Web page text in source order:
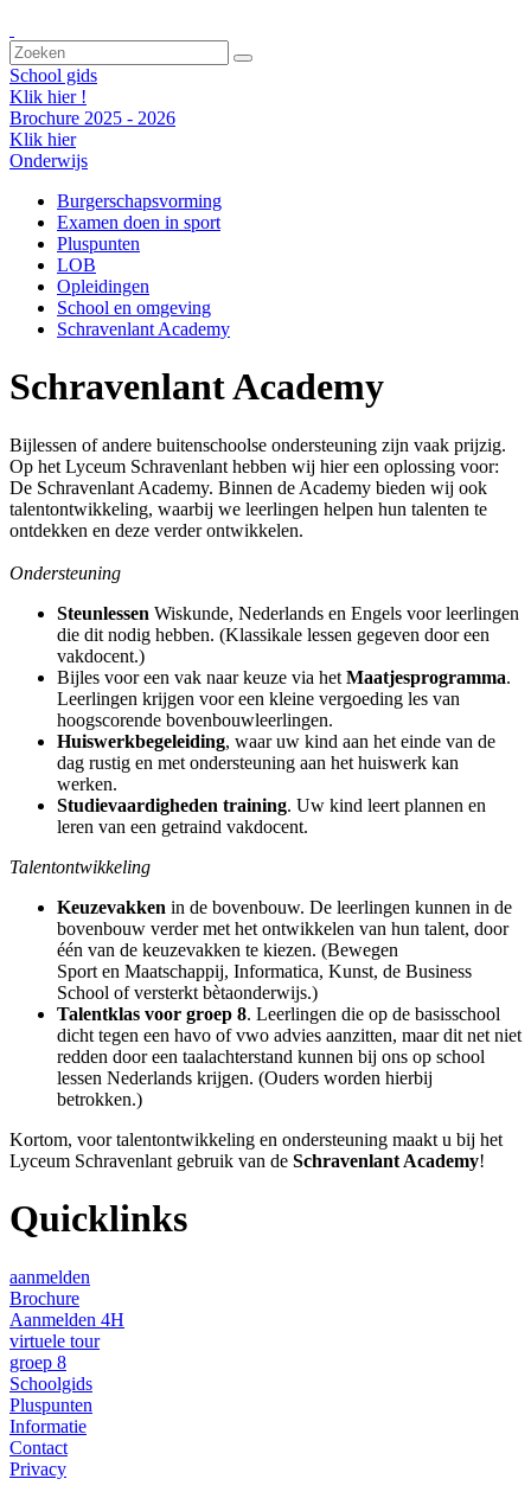
School gids
Klik hier !
Brochure 2025 - 2026
Klik hier
Onderwijs
Burgerschapsvorming
Examen doen in sport
Pluspunten
LOB
Opleidingen
School en omgeving
Schravenlant Academy
Schravenlant Academy
Bijlessen of andere buitenschoolse ondersteuning zijn vaak prijzig.
Op het Lyceum Schravenlant hebben wij hier een oplossing voor:
De Schravenlant Academy. Binnen de Academy bieden wij ook
talentontwikkeling, waarbij we leerlingen helpen hun talenten te
ontdekken en deze verder ontwikkelen.
Ondersteuning
Steunlessen Wiskunde, Nederlands en Engels voor leerlingen
die dit nodig hebben. (Klassikale lessen gegeven door een
vakdocent.)
Bijles voor een vak naar keuze via het Maatjesprogramma.
Leerlingen krijgen voor een kleine vergoeding les van
hoogscorende bovenbouwleerlingen.
Huiswerkbegeleiding, waar uw kind aan het einde van de
dag rustig en met ondersteuning aan het huiswerk kan
werken.
Studievaardigheden training. Uw kind leert plannen en
leren van een getraind vakdocent.
Talentontwikkeling
Keuzevakken in de bovenbouw. De leerlingen kunnen in de
bovenbouw verder met het ontwikkelen van hun talent, door
één van de keuzevakken te kiezen. (Bewegen
Sport en Maatschappij, Informatica, Kunst, de Business
School of versterkt bètaonderwijs.)
Talentklas voor groep 8. Leerlingen die op de basisschool
dicht tegen een havo of vwo advies aanzitten, maar dit net niet
redden door een taalachterstand kunnen bij ons op school
lessen Nederlands krijgen. (Ouders worden hierbij
betrokken.)
Kortom, voor talentontwikkeling en ondersteuning maakt u bij het
Lyceum Schravenlant gebruik van de Schravenlant Academy!
Quicklinks
aanmelden
Brochure
Aanmelden 4H
virtuele tour
groep 8
Schoolgids
Pluspunten
Informatie
Contact
Privacy